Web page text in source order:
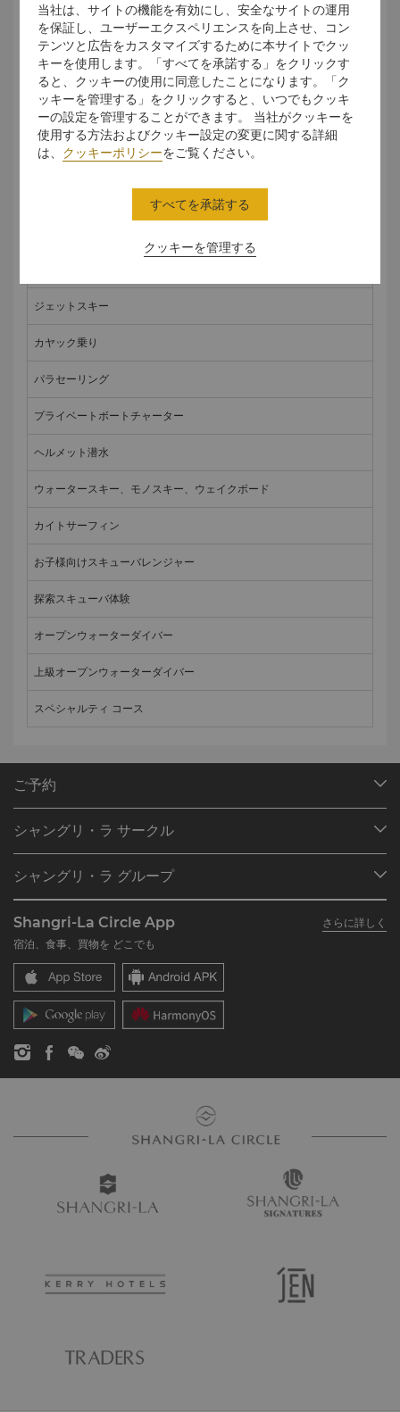
View full 360° VR tour here.
ジェットスキー
カヤック乗り
パラセーリング
プライベートボートチャーター
ヘルメット潜水
ウォータースキー、モノスキー、ウェイクボード
カイトサーフィン
お子様向けスキューバレンジャー
探索スキューバ体験
オープンウォーターダイバー
上級オープンウォーターダイバー
スペシャルティ コース
ご予約
ご予約の検索
レストラン＆バー
シャングリ・ラ サークル
シャングリ・ラ サークルに入会
よくあるお問合せや質問
SLCに関するお問い合わせ
シャングリ・ラ グループ
シャングリ・ラ ブランド
シャングリ・ラ センター
レジデンス
お問い合わせ
採用情報
企業の社会的責任
ニュース
Shangri-La Circle App
さらに詳しく
宿泊、食事、買物を どこでも
当社は、サイトの機能を有効にし、安全なサイトの運用
を保証し、ユーザーエクスペリエンスを向上させ、コン
テンツと広告をカスタマイズするために本サイトでクッ
キーを使用します。「すべてを承諾する」をクリックす
ると、クッキーの使用に同意したことになります。「ク
ッキーを管理する」をクリックすると、いつでもクッキ
ーの設定を管理することができます。 当社がクッキーを
使用する方法およびクッキー設定の変更に関する詳細
は、 クッキーポリシーをご覧ください。
クッキーを管理する
すべてを承諾する